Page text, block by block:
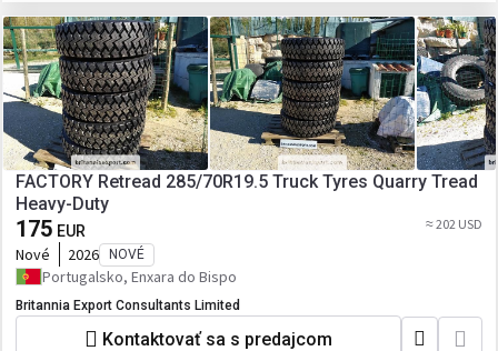
FACTORY Retread 285/70R19.5 Truck Tyres Quarry Tread
Heavy-Duty
175 EUR ≈ 202 USD
Nové 2026 NOVÉ
Portugalsko, Enxara do Bispo
Britannia Export Consultants Limited
Kontaktovať sa s predajcom